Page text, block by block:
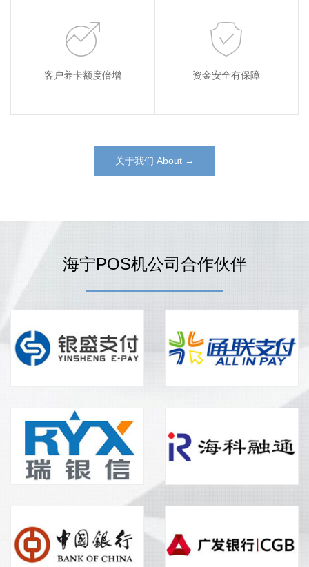
客户养卡额度倍增 资金安全有保障
关于我们 About →
海宁POS机公司合作伙伴